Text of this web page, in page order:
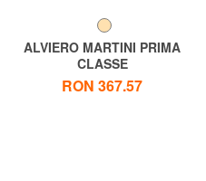
ALVIERO MARTINI PRIMA
CLASSE
GEO CLASSIC Sachet cu
manșetă
RON 367.57